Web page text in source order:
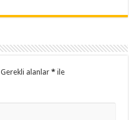
Gerekli alanlar* ile